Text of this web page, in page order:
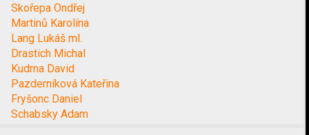
Skořepa Ondřej
Martinů Karolína
Lang Lukáš ml.
Drastich Michal
Kudrna David
Pazderníková Kateřina
Fryšonc Daniel
Schabsky Adam